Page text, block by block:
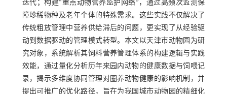
迭代；构建“重点动物营养监护网络”，通过高频次监测保
障珍稀物种及老年个体的特殊需求。这些实践不仅解决了
传统粗放管理中营养供给滞后的问题，更实现了从经验驱
动到数据驱动的管理模式转型。本文以天津市动物园为研
究对象，系统解析其饲料营养管理体系的构建逻辑与实践
效能，通过量化分析历年来园内动物的健康数据与饲喂记
录，揭示多维度协同管理对圈养动物健康的影响机制，并
提出可推广的优化路径，旨在为我国城市动物园的精细化